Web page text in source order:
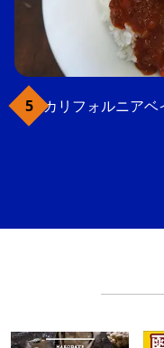
カリフォルニアベ